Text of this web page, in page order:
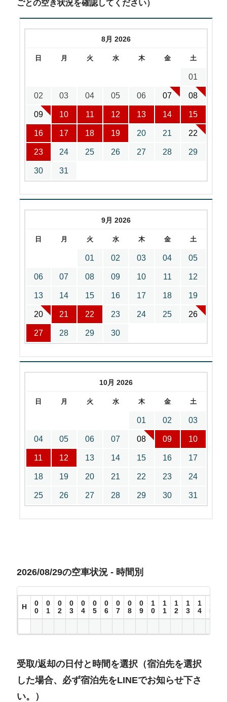
ごとの空き状況を確認してください）
8月 2026
日 月 火 水 木 金 土
01
02 03 04 05 06 07 08
09 10 11 12 13 14 15
16 17 18 19 20 21 22
23 24 25 26 27 28 29
30 31
9月 2026
日 月 火 水 木 金 土
01 02 03 04 05
06 07 08 09 10 11 12
13 14 15 16 17 18 19
20 21 22 23 24 25 26
27 28 29 30
10月 2026
日 月 火 水 木 金 土
01 02 03
04 05 06 07 08 09 10
11 12 13 14 15 16 17
18 19 20 21 22 23 24
25 26 27 28 29 30 31
2026/08/29の空車状況 - 時間別
H
0
0
0
1
0
2
0
3
0
4
0
5
0
6
0
7
0
8
0
9
1
0
1
1
1
2
1
3
1
4
1
5
受取/返却の日付と時間を選択（宿泊先を選択
した場合、必ず宿泊先をLINEでお知らせ下さ
い。）